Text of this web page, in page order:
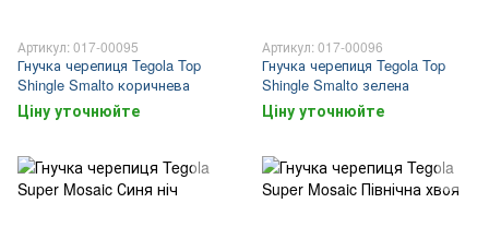
Артикул: 017-00095
Гнучка черепиця Tegola Top
Shingle Smalto коричнева
Ціну уточнюйте
Артикул: 017-00096
Гнучка черепиця Tegola Top
Shingle Smalto зелена
Ціну уточнюйте